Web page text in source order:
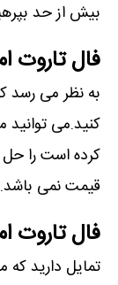
بیش از حد
فال تاروت
به نظر می رسد
کنید.می
کرده است را
قیمت نمی باشد.
فال تاروت
تمایل دارید